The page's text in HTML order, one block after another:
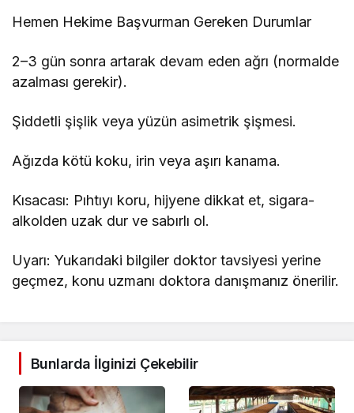
Hemen Hekime Başvurman Gereken Durumlar
2–3 gün sonra artarak devam eden ağrı (normalde
azalması gerekir).
Şiddetli şişlik veya yüzün asimetrik şişmesi.
Ağızda kötü koku, irin veya aşırı kanama.
Kısacası: Pıhtıyı koru, hijyene dikkat et, sigara-
alkolden uzak dur ve sabırlı ol.
Uyarı: Yukarıdaki bilgiler doktor tavsiyesi yerine
geçmez, konu uzmanı doktora danışmanız önerilir.
Bunlarda İlginizi Çekebilir